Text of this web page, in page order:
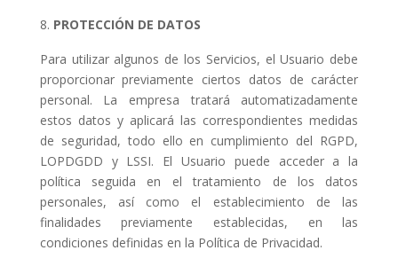
PROTECCIÓN DE DATOS
Para utilizar algunos de los Servicios, el Usuario debe
proporcionar previamente ciertos datos de carácter
personal. La empresa tratará automatizadamente
estos datos y aplicará las correspondientes medidas
de seguridad, todo ello en cumplimiento del RGPD,
LOPDGDD y LSSI. El Usuario puede acceder a la
política seguida en el tratamiento de los datos
personales, así como el establecimiento de las
finalidades previamente establecidas, en las
condiciones definidas en la Política de Privacidad.